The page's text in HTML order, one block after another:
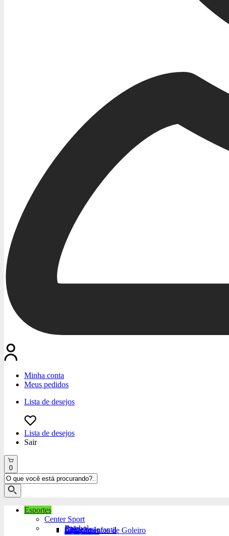
Minha conta
Meus pedidos
Lista de desejos
Lista de desejos
Sair
0
Esportes
Center Sport
Futebol
Bola
Chuteiras
Chuteira Infantil
Equipamentos de Goleiro
Acessórios